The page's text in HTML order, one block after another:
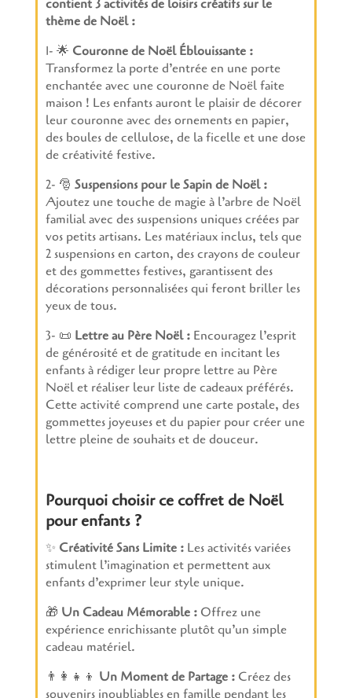
contient 3 activités de loisirs créatifs sur le
thème de Noël :
1- 🌟 Couronne de Noël Éblouissante :
Transformez la porte d’entrée en une porte
enchantée avec une couronne de Noël faite
maison ! Les enfants auront le plaisir de décorer
leur couronne avec des ornements en papier,
des boules de cellulose, de la ficelle et une dose
de créativité festive.
2- 🎅 Suspensions pour le Sapin de Noël :
Ajoutez une touche de magie à l’arbre de Noël
familial avec des suspensions uniques créées par
vos petits artisans. Les matériaux inclus, tels que
2 suspensions en carton, des crayons de couleur
et des gommettes festives, garantissent des
décorations personnalisées qui feront briller les
yeux de tous.
3- 📜 Lettre au Père Noël :Encouragez l’esprit
de générosité et de gratitude en incitant les
enfants à rédiger leur propre lettre au Père
Noël et réaliser leur liste de cadeaux préférés.
Cette activité comprend une carte postale, des
gommettes joyeuses et du papier pour créer une
lettre pleine de souhaits et de douceur.
Pourquoi choisir ce coffret de Noël
pour enfants ?
✨ Créativité Sans Limite :Les activités variées
stimulent l’imagination et permettent aux
enfants d’exprimer leur style unique.
🎁 Un Cadeau Mémorable :Offrez une
expérience enrichissante plutôt qu’un simple
cadeau matériel.
👨‍👩‍👧‍👦 Un Moment de Partage :Créez des
souvenirs inoubliables en famille pendant les